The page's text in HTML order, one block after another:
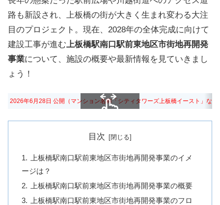
路も新設され、上板橋の街が大きく生まれ変わる大注
目のプロジェクト。現在、2028年の全体完成に向けて
建設工事が進む上板橋駅南口駅前東地区市街地再開発
事業について、施設の概要や最新情報を見ていきまし
ょう！
2026年6月28日 公開（マンション名称「シティタワーズ上板橋イースト」など
目次
上板橋駅南口駅前東地区市街地再開発事業のイメ
ージは？
上板橋駅南口駅前東地区市街地再開発事業の概要
上板橋駅南口駅前東地区市街地再開発事業のフロ